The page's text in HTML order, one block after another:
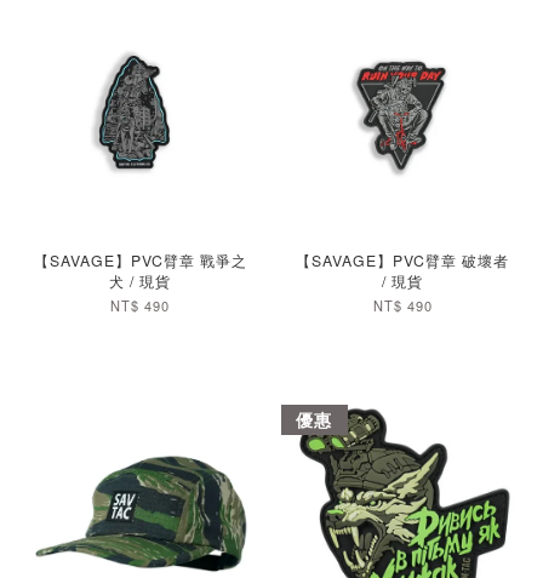
【SAVAGE】PVC臂章 戰爭之
犬 / 現貨
NT$ 490
【SAVAGE】PVC臂章 破壞者
/ 現貨
NT$ 490
優惠